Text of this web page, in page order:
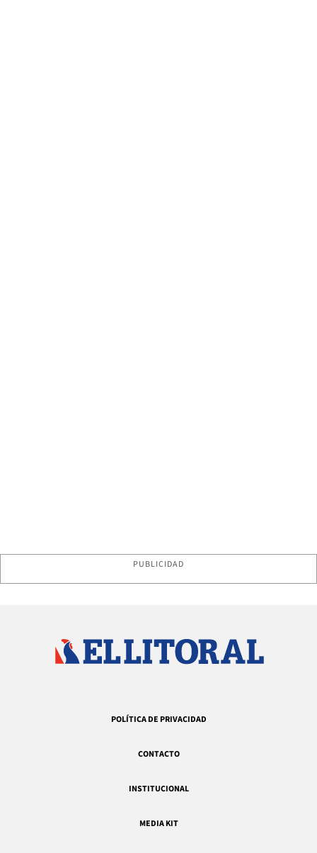
PUBLICIDAD
POLÍTICA DE PRIVACIDAD
CONTACTO
INSTITUCIONAL
MEDIA KIT